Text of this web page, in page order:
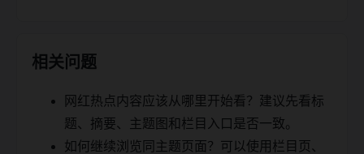
相关问题
网红热点内容应该从哪里开始看？建议先看标
题、摘要、主题图和栏目入口是否一致。
如何继续浏览同主题页面？可以使用栏目页、